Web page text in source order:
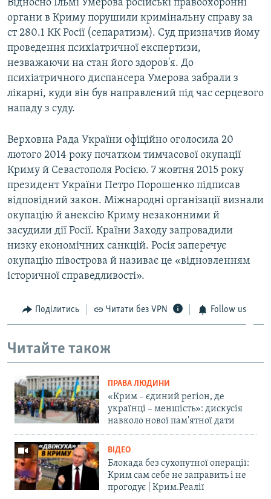
Відносно Ільмі Умерова російські правоохоронні
органи в Криму порушили кримінальну справу за
ст 280.1 КК Росії (сепаратизм). Суд призначив йому
проведення психіатричної експертизи,
незважаючи на стан його здоров'я. До
психіатричного диспансера Умерова забрали з
лікарні, куди він був направлений під час серцевого
нападу з суду.
Верховна Рада України офіційно оголосила 20
лютого 2014 року початком тимчасової окупації
Криму й Севастополя Росією. 7 жовтня 2015 року
президент України Петро Порошенко підписав
відповідний закон. Міжнародні організації визнали
окупацію й анексію Криму незаконними й
засудили дії Росії. Країни Заходу запровадили
низку економічних санкцій. Росія заперечує
окупацію півострова й називає це «відновленням
історичної справедливості».
Поділитись Читати без VPN Follow us
Читайте також
ПРАВА ЛЮДИНИ
«Крим – єдиний регіон, де
українці – меншість»: дискусія
навколо нової пам'ятної дати
ВІДЕО
Блокада без сухопутної операції:
Крим сам себе не заправить і не
прогодує | Крим.Реалії